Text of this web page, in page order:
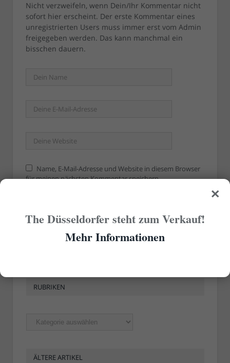
Nicht verzweifeln, wenn Dein/Ihr Kommentar nicht
sofort hier erscheint. Der erste Kommentar eines
unregistrierten Users muss immer erst vom Admin
freigegeben werden. Das kann manchmal ein
bisschen dauern.
Name, E-Mail-Adresse und Website in diesem Browser
für meinen nächsten Kommentar speichern.
RUBRIKEN
Rubriken
ÄLTERE ARTIKEL
×
The Düsseldorfer steht zum Verkauf!
Mehr Informationen